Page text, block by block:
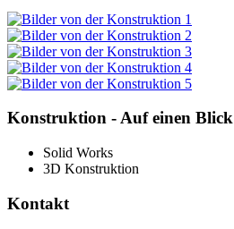
Konstruktion - Auf einen Blick
Solid Works
3D Konstruktion
Kontakt